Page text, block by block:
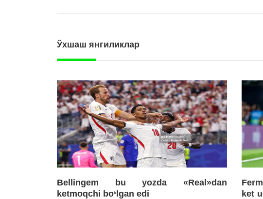
Ўхшаш янгиликлар
Bellingem bu yozda «Real»dan
ketmoqchi bo‘lgan edi
ket